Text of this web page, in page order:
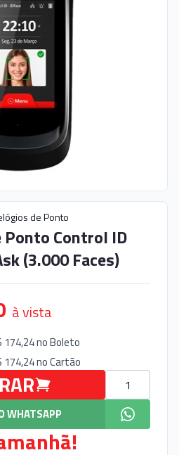
de Ponto
Control ID
(3.000 Faces)
à vista
174,24 noBoleto
174,24 noCartão
WHATSAPP